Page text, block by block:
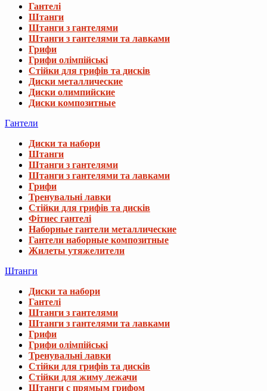
Гантелі
Штанги
Штанги з гантелями
Штанги з гантелями та лавками
Грифи
Грифи олімпійські
Стійки для грифів та дисків
Диски металлические
Диски олимпийские
Диски композитные
Гантели
Диски та набори
Штанги
Штанги з гантелями
Штанги з гантелями та лавками
Грифи
Тренувальні лавки
Стійки для грифів та дисків
Фітнес гантелі
Наборные гантели металлические
Гантели наборные композитные
Жилеты утяжелители
Штанги
Диски та набори
Гантелі
Штанги з гантелями
Штанги з гантелями та лавками
Грифи
Грифи олімпійські
Тренувальні лавки
Стійки для грифів та дисків
Стійки для жиму лежачи
Штанги с прямым грифом